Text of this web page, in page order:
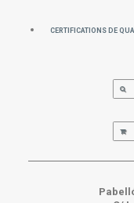
Certifications de